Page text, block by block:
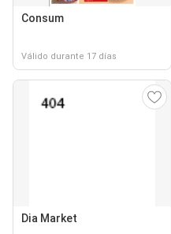
Consum
Válido durante 17 días
Dia Market